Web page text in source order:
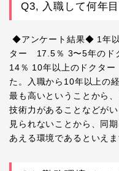
Q3, 入職して何年
◆アンケート結果◆ 1年
ター 17.5％ 3〜5年の
14％ 10年以上のドクタ
た。入職から10年以上の
最も高いということから
技術力があることなどが
見られないことから、同
あえる環境であるといえま